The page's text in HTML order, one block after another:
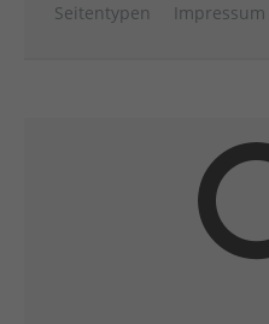
Seitentypen
Impressum